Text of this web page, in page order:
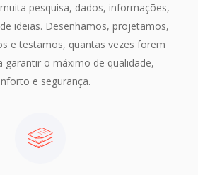
pesquisa, dados, informações,
ideias. Desenhamos, projetamos,
e testamos, quantas vezes forem
garantir o máximo de qualidade,
e segurança.